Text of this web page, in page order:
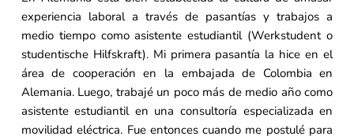
experiencia laboral a través de pasantías y trabajos a
medio tiempo como asistente estudiantil (Werkstudent o
studentische Hilfskraft). Mi primera pasantía la hice en el
área de cooperación en la embajada de Colombia en
Alemania. Luego, trabajé un poco más de medio año como
asistente estudiantil en una consultoría especializada en
movilidad eléctrica. Fue entonces cuando me postulé para